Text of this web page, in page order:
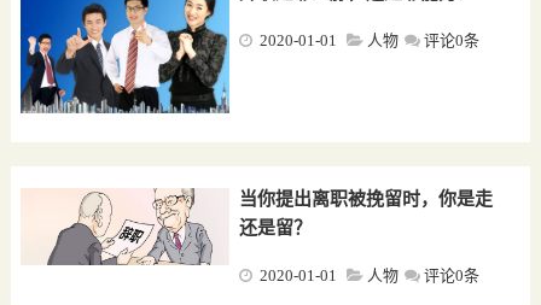
人物
2020-01-01 评论0条
当你提出离职被挽留时，你是走
还是留？
人物
2020-01-01 评论0条